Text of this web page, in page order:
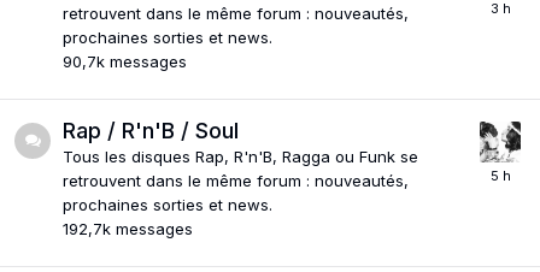
retrouvent dans le même forum : nouveautés,
prochaines sorties et news.
90,7k messages
Rap / R'n'B / Soul
Tous les disques Rap, R'n'B, Ragga ou Funk se
retrouvent dans le même forum : nouveautés,
prochaines sorties et news.
192,7k messages